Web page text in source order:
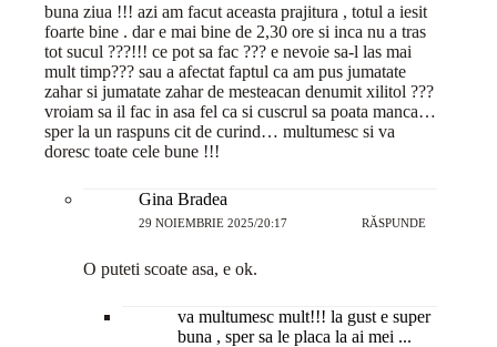
buna ziua !!! azi am facut aceasta prajitura , totul a iesit
foarte bine . dar e mai bine de 2,30 ore si inca nu a tras
tot sucul ???!!! ce pot sa fac ??? e nevoie sa-l las mai
mult timp??? sau a afectat faptul ca am pus jumatate
zahar si jumatate zahar de mesteacan denumit xilitol ???
vroiam sa il fac in asa fel ca si cuscrul sa poata manca…
sper la un raspuns cit de curind… multumesc si va
doresc toate cele bune !!!
Gina Bradea
29 NOIEMBRIE 2025/20:17 RĂSPUNDE
O puteti scoate asa, e ok.
va multumesc mult!!! la gust e super
buna , sper sa le placa la ai mei ...